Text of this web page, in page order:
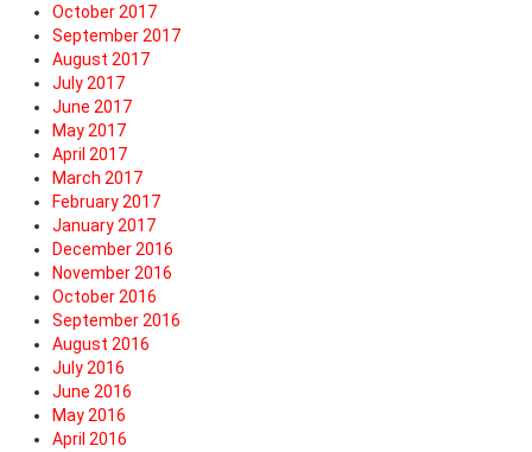
October 2017
September 2017
August 2017
July 2017
June 2017
May 2017
April 2017
March 2017
February 2017
January 2017
December 2016
November 2016
October 2016
September 2016
August 2016
July 2016
June 2016
May 2016
April 2016